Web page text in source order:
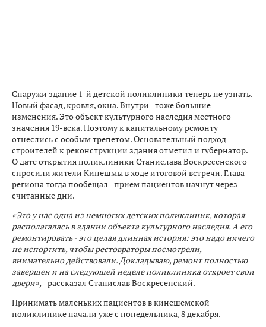
Снаружи здание 1-й детской поликлиники теперь не узнать.
Новый фасад, кровля, окна. Внутри - тоже большие
изменения. Это объект культурного наследия местного
значения 19-века. Поэтому к капитальному ремонту
отнеслись с особым трепетом. Основательный подход
строителей к реконструкции здания отметил и губернатор.
О дате открытия поликлиники Станислава Воскресенского
спросили жители Кинешмы в ходе итоговой встречи. Глава
региона тогда пообещал - прием пациентов начнут через
считанные дни.
«Это у нас одна из немногих детских поликлиник, которая
располагалась в здании объекта культурного наследия. А его
ремонтировать - это целая длинная история: это надо ничего
не испортить, чтобы рестовраторы посмотрели,
внимательно действовали. Докладываю, ремонт полностью
завершен и на следующей неделе поликлиника откроет свои
двери», - рассказал Станислав Воскресенский.
Принимать маленьких пациентов в кинешемской
поликлинике начали уже с понедельника, 8 декабря.